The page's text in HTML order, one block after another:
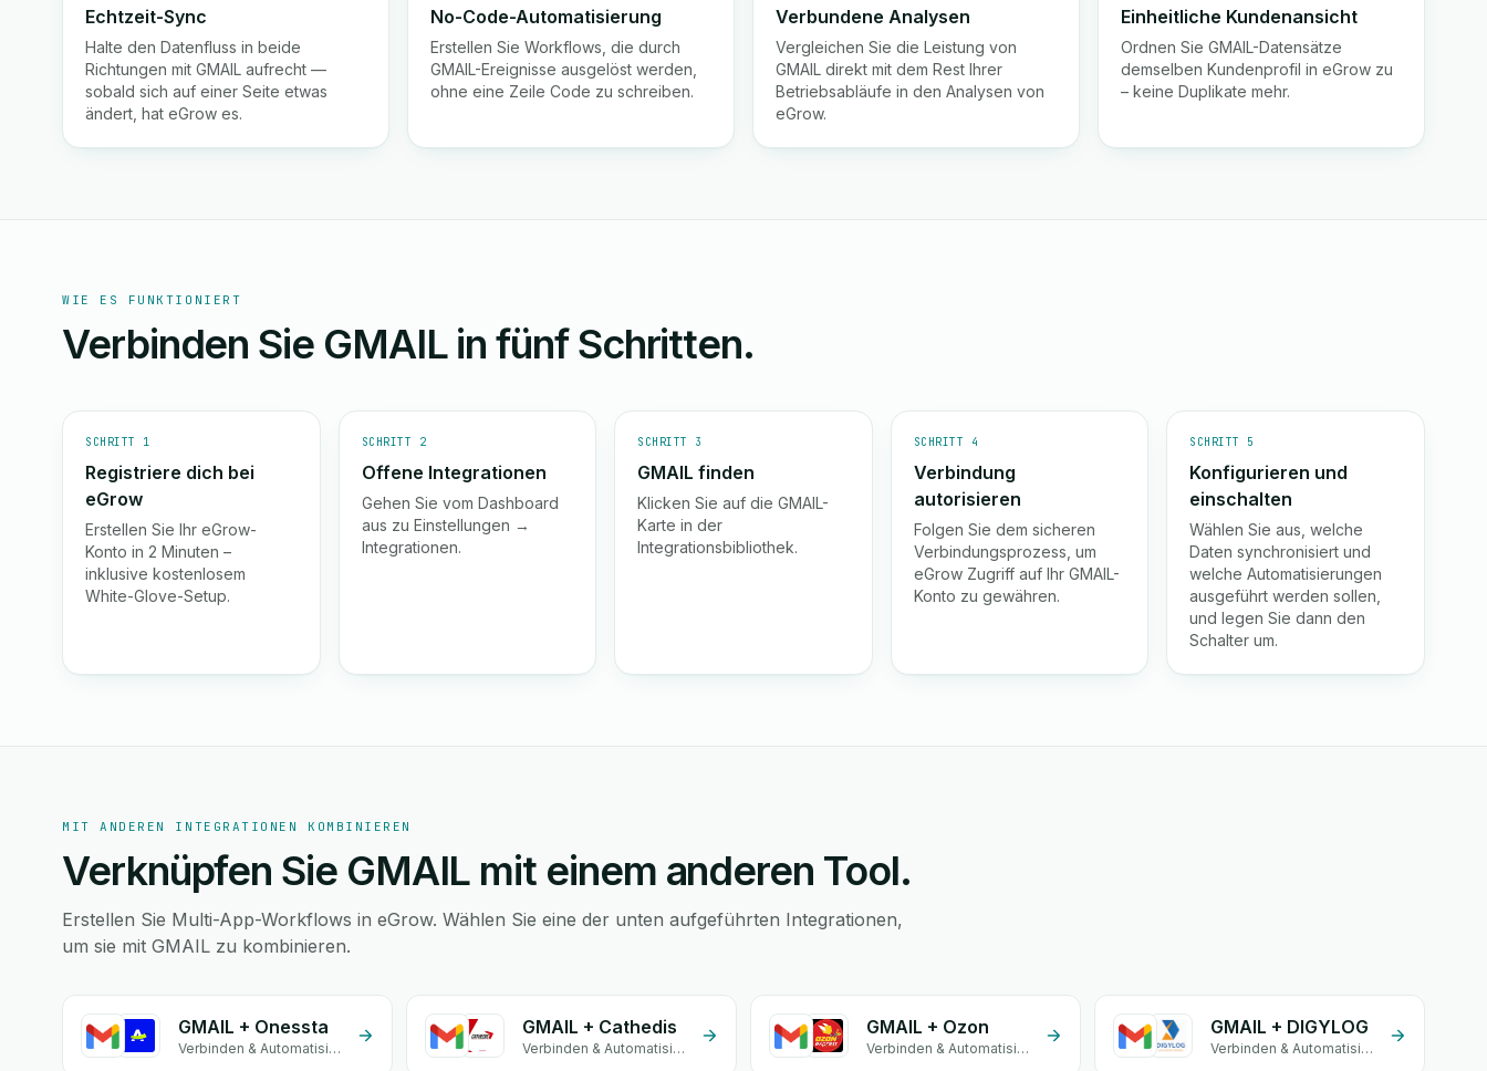
Echtzeit-Sync
Halte den Datenfluss in beide
Richtungen mit GMAIL aufrecht —
sobald sich auf einer Seite etwas
ändert, hat eGrow es.
No-Code-Automatisierung
Erstellen Sie Workflows, die durch
GMAIL-Ereignisse ausgelöst werden,
ohne eine Zeile Code zu schreiben.
Verbundene Analysen
Vergleichen Sie die Leistung von
GMAIL direkt mit dem Rest Ihrer
Betriebsabläufe in den Analysen von
eGrow.
Einheitliche Kundenansicht
Ordnen Sie GMAIL-Datensätze
demselben Kundenprofil in eGrow zu
– keine Duplikate mehr.
WIE ES FUNKTIONIERT
Verbinden Sie GMAIL in fünf Schritten.
SCHRITT 1
Registriere dich bei
eGrow
Erstellen Sie Ihr eGrow-
Konto in 2 Minuten –
inklusive kostenlosem
White-Glove-Setup.
SCHRITT 2
Offene Integrationen
Gehen Sie vom Dashboard
aus zu Einstellungen →
Integrationen.
SCHRITT 3
GMAIL finden
Klicken Sie auf die GMAIL-
Karte in der
Integrationsbibliothek.
SCHRITT 4
Verbindung
autorisieren
Folgen Sie dem sicheren
Verbindungsprozess, um
eGrow Zugriff auf Ihr GMAIL-
Konto zu gewähren.
SCHRITT 5
Konfigurieren und
einschalten
Wählen Sie aus, welche
Daten synchronisiert und
welche Automatisierungen
ausgeführt werden sollen,
und legen Sie dann den
Schalter um.
MIT ANDEREN INTEGRATIONEN KOMBINIEREN
Verknüpfen Sie GMAIL mit einem anderen Tool.
Erstellen Sie Multi-App-Workflows in eGrow. Wählen Sie eine der unten aufgeführten Integrationen,
um sie mit GMAIL zu kombinieren.
GMAIL + Onessta
Verbinden & Automatisieren
GMAIL + Cathedis
Verbinden & Automatisieren
GMAIL + Ozon
Verbinden & Automatisieren
GMAIL + DIGYLOG
Verbinden & Automatisieren